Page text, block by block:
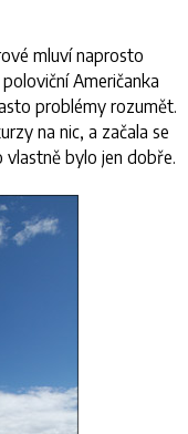
mluví naprosto
Američanka
problémy rozumět.
na nic, a začala se
vlastně bylo jen dobře.